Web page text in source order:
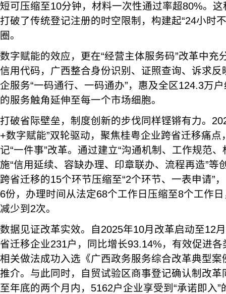
短可压缩至10分钟，材料一次性通过率超80%。这
打破了传统登记注册的时空限制，构建起“24小时
圈。
数字赋能的效应，更在“经营主体服务码”改革中充
信用代码，广西整合身份识别、证照查询、诉求
企服务“一码通行、一码通办”，惠及全区124.3万
的服务触角延伸至每一个市场细胞。
打破省际壁垒，制度创新的步伐同样铿锵有力。
+数字赋能”双轮驱动，聚焦桂粤企业跨省迁移痛
记“一件事”改革。通过建立“沟通机制、工作规范
施“信用延续、容缺办理、印章联办、流程再造”等
跨省迁移的15个环节压缩至“2个环节、一表申请”
6份，办理时间从法定68个工作日压缩至8个工作
减少到2次。
数据见证改革实效。自2025年10月改革启动至12
省迁移企业231户，同比增长93.14%，有效促进
相关做法成功入选《广西政务服务综合改革典型
推介。与此同时，自贸试验区商事登记确认制改
至年底的两个月内，5162户企业享受到“承诺即入